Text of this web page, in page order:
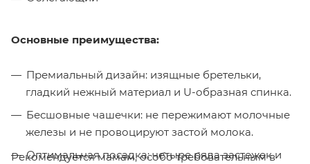
Основные преимущества:
Премиальный дизайн: изящные бретельки,
гладкий нежный материал и U-образная спинка.
Бесшовные чашечки: не пережимают молочные
железы и не провоцируют застой молока.
Оптимальная посадка: четыре ряда застежек и
Рекомендуется мамам, особо требовательным в